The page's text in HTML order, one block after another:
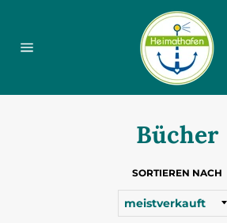
Bücher
SORTIEREN NACH